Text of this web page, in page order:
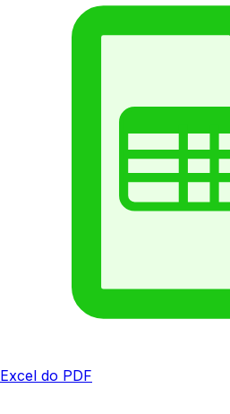
Excel do PDF